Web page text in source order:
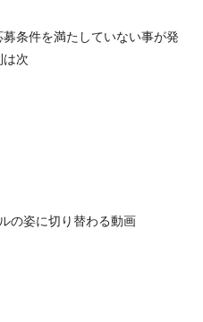
条件を満たしていない事が発
次
の姿に切り替わる動画